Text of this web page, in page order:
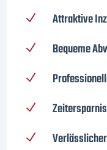
N Attraktive
N Bequeme
N
N Zeitersparnis
N